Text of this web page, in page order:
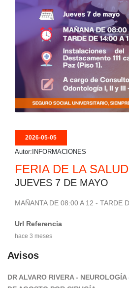
2026-05-05
00:00:00
Autor:INFORMACIONES
FERIA DE LA
JUEVES 7 DE MAYO
MAÑANTA DE 08:00 A 12 - TARDE
Url Referencia
hace 3 meses
Avisos
DR ALVARO RIVERA -